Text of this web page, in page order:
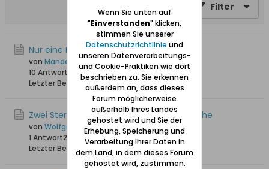
Filter
Nur eine Erinnerrung
von Mandey +08.03.22
10 Antworten
29.573 Hits0 Likes
Letzter Beitrag 24.02.2021, 11:32
Zwei Sterbetafeln in der katholischen Kirche
von Wolfgang
1 Antwort26.650 Hits0 Likes
Letzter Beitrag
09.09.2014, 22:34
Wenn Sie unten auf
"Einverstanden" klicken,
stimmen Sie unserer
Datenschutzrichtlinie und
unseren Datenverarbeitungs-
und Cookie-Praktiken wie dort
beschrieben zu. Sie erkennen
außerdem an, dass dieses
Forum möglicherweise
außerhalb Ihres Landes
gehostet wird und Sie der
Erhebung, Speicherung und
Verarbeitung Ihrer Daten in
dem Land, in dem dieses Forum
gehostet wird, zustimmen.